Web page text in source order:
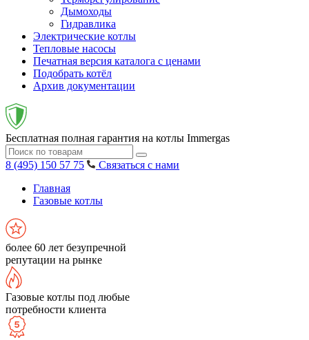
Дымоходы
Гидравлика
Электрические котлы
Тепловые насосы
Печатная версия каталога с ценами
Подобрать котёл
Архив документации
Бесплатная полная гарантия на котлы Immergas
8 (495) 150 57 75
Связаться с нами
Главная
Газовые котлы
более 60 лет безупречной
репутации на рынке
Газовые котлы под любые
потребности клиента